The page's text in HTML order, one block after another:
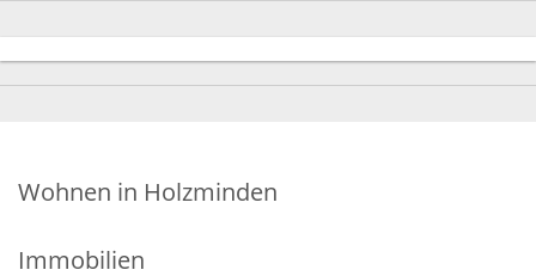
Wohnen in Holzminden
Immobilien